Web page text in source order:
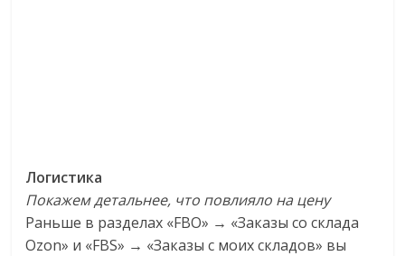
Логистика
Покажем детальнее, что повлияло на цену
Раньше в разделах «FBO» → «Заказы со склада
Ozon» и «FBS» → «Заказы с моих складов» вы